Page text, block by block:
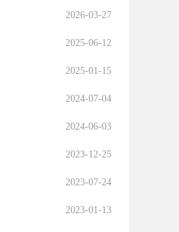
2026-03-27
2025-06-12
2025-01-15
2024-07-04
2024-06-03
2023-12-25
2023-07-24
2023-01-13